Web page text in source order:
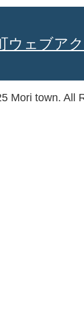
ウェブア
Mori town. All